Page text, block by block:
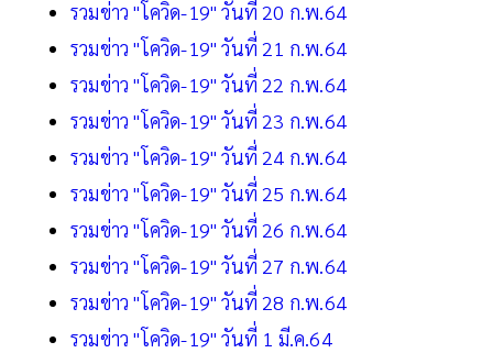
รวมข่าว "โควิด-19" วันที่ 20 ก.พ.64
รวมข่าว "โควิด-19" วันที่ 21 ก.พ.64
รวมข่าว "โควิด-19" วันที่ 22 ก.พ.64
รวมข่าว "โควิด-19" วันที่ 23 ก.พ.64
รวมข่าว "โควิด-19" วันที่ 24 ก.พ.64
รวมข่าว "โควิด-19" วันที่ 25 ก.พ.64
รวมข่าว "โควิด-19" วันที่ 26 ก.พ.64
รวมข่าว "โควิด-19" วันที่ 27 ก.พ.64
รวมข่าว "โควิด-19" วันที่ 28 ก.พ.64
รวมข่าว "โควิด-19" วันที่ 1 มี.ค.64